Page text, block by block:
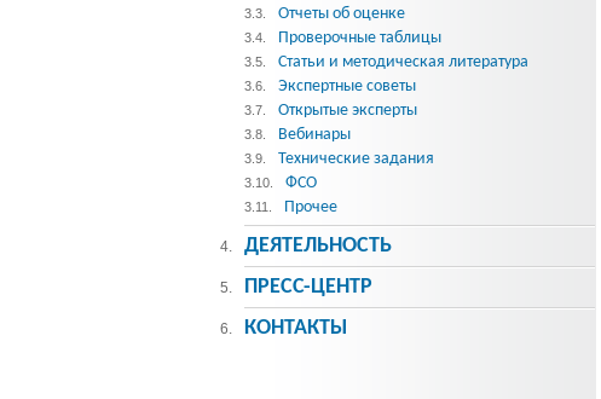
3.3. Отчеты об оценке
3.4. Проверочные таблицы
3.5. Статьи и методическая литература
3.6. Экспертные советы
3.7. Открытые эксперты
3.8. Вебинары
3.9. Технические задания
3.10. ФСО
3.11. Прочее
4. ДЕЯТЕЛЬНОСТЬ
5. ПРЕСС-ЦЕНТР
6. КОНТАКТЫ